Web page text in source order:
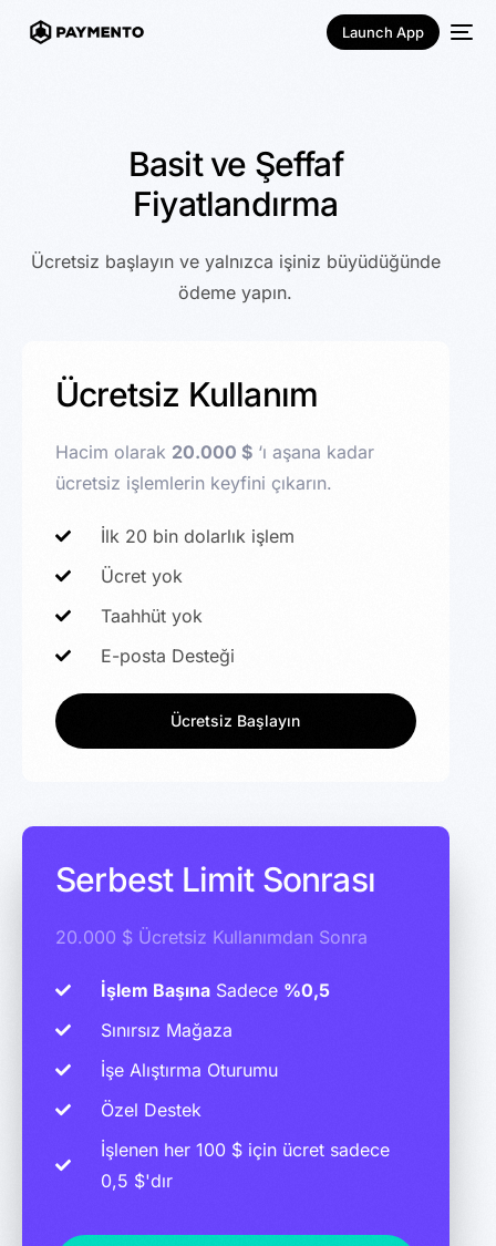
Launch App
Basit ve Şeffaf
Fiyatlandırma
Ücretsiz başlayın ve yalnızca işiniz büyüdüğünde
ödeme yapın.
Ücretsiz Kullanım
Hacim olarak 20.000 $ ‘ı aşana kadar
ücretsiz işlemlerin keyfini çıkarın.
İlk 20 bin dolarlık işlem
Ücret yok
Taahhüt yok
E-posta Desteği
Ücretsiz Başlayın
Serbest Limit Sonrası
20.000 $ Ücretsiz Kullanımdan Sonra
İşlem BaşınaSadece %0,5
Sınırsız Mağaza
İşe Alıştırma Oturumu
Özel Destek
İşlenen her 100 $ için ücret sadece
0,5 $'dır